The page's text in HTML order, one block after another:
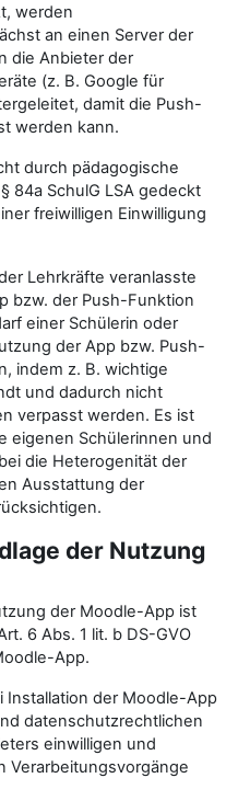
werden
an einen Server der
die Anbieter der
(z. B. Google für
damit die Push-
werden kann.
durch pädagogische
84a SchulG LSA gedeckt
freiwilligen Einwilligung
Lehrkräfte veranlasste
bzw. der Push-Funktion
einer Schülerin oder
der App bzw. Push-
indem z. B. wichtige
und dadurch nicht
verpasst werden. Es ist
eigenen Schülerinnen und
die Heterogenität der
Ausstattung der
der Nutzung
der Moodle-App ist
6 Abs. 1 lit. b DS-GVO
App.
Installation der Moodle-App
datenschutzrechtlichen
einwilligen und
Verarbeitungsvorgänge